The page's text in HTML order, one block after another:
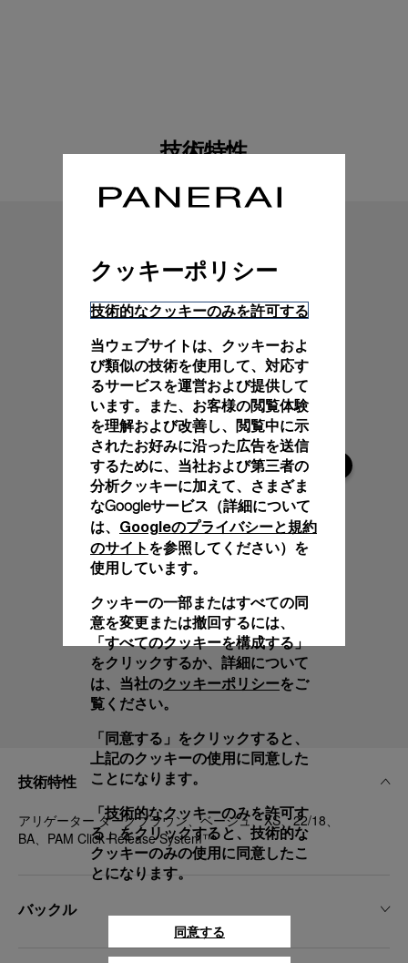
技術特性
技術特性
アリゲーター ダークブラウン、ベージュ、XS、22/18、
BA、PAM Click Release System™
バックル
クッキーポリシー
技術的なクッキーのみを許可する
当ウェブサイトは、クッキーおよ
び類似の技術を使用して、対応す
るサービスを運営および提供して
います。また、お客様の閲覧体験
を理解および改善し、閲覧中に示
されたお好みに沿った広告を送信
するために、当社および第三者の
分析クッキーに加えて、さまざま
なGoogleサービス（詳細について
は、 Googleのプライバシーと規約
のサイト を参照してください）を
使用しています。
クッキーの一部またはすべての同
意を変更または撤回するには、
「すべてのクッキーを構成する」
をクリックするか、詳細について
は、当社のクッキーポリシーをご
覧ください。
「同意する」をクリックすると、
上記のクッキーの使用に同意した
ことになります。
「技術的なクッキーのみを許可す
る」をクリックすると、技術的な
クッキーのみの使用に同意したこ
とになります。
同意する